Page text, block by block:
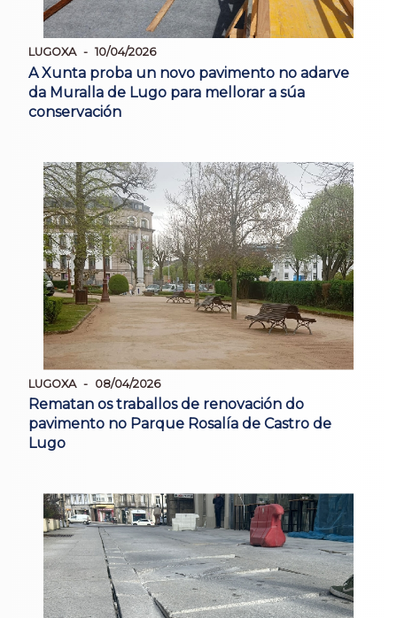
LUGOXA 10/04/2026
A Xunta proba un novo pavimento no adarve
da Muralla de Lugo para mellorar a súa
conservación
LUGOXA 08/04/2026
Rematan os traballos de renovación do
pavimento no Parque Rosalía de Castro de
Lugo